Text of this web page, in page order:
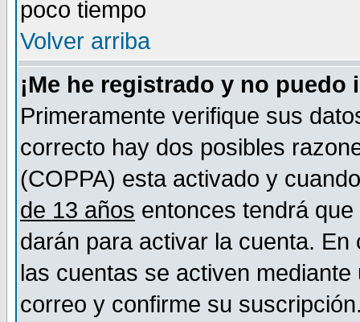
poco tiempo
Volver arriba
¡Me he registrado y no puedo
Primeramente verifique sus
correcto hay dos posibles
(COPPA) esta activado y
de 13 años entonces tendrá
darán para activar la cuenta.
las cuentas se activen
correo y confirme su